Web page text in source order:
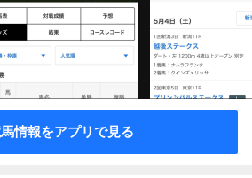
情報をアプリで見る